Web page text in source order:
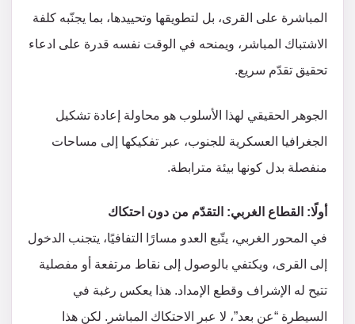
المباشرة على القرى، بل لتطويقها وتحييدها، بما يجنّبه كلفة
الاشتباك المباشر، ويمنحه في الوقت نفسه قدرة على ادعاء
تحقيق تقدّم سريع.
الجوهر الحقيقي لهذا الأسلوب هو محاولة إعادة تشكيل
الجغرافيا العسكرية للجنوب، عبر تفكيكها إلى مساحات
منفصلة بدل كونها بيئة مترابطة.
أولًا: القطاع الغربي: التقدّم من دون احتكاك
في المحور الغربي، يتّبع العدو مسارًا التفافيًا، يتجنب الدخول
إلى القرى، ويكتفي بالوصول إلى نقاط مرتفعة أو مفصلية
تتيح له الإشراف وقطع الإمداد. هذا يعكس رغبة في
السيطرة “عن بعد”، لا عبر الاحتكاك المباشر. لكن هذا